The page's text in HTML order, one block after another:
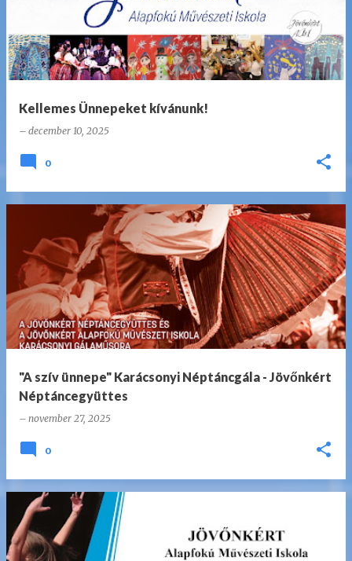
Kellemes Ünnepeket kívánunk!
– december 10, 2025
0
"A szív ünnepe" Karácsonyi Néptáncgála - Jövőnkért
Néptáncegyüttes
– november 27, 2025
0